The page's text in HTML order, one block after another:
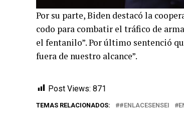
Por su parte, Biden destacó la
codo para combatir el tráfico de
el fentanilo”. Por último sentenció
fuera de nuestro alcance”.
Post Views: 871
TEMAS RELACIONADOS: #ENLACESENSEI